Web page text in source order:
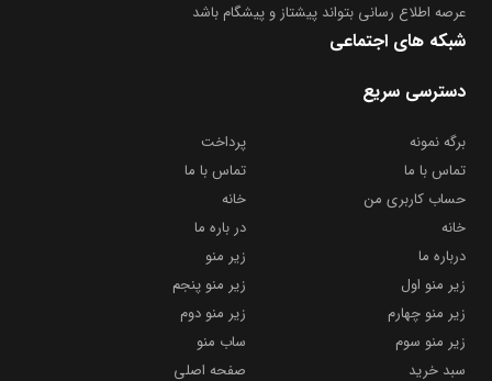
عرصه اطلاع رسانی بتواند پیشتاز و پیشگام باشد
شبکه های اجتماعی
دسترسی سریع
برگه نمونه
پرداخت
تماس با ما
تماس با ما
حساب کاربری من
خانه
خانه
در باره ما
درباره ما
زیر منو
زیر منو اول
زیر منو پنجم
زیر منو چهارم
زیر منو دوم
زیر منو سوم
ساب منو
سبد خرید
صفحه اصلی